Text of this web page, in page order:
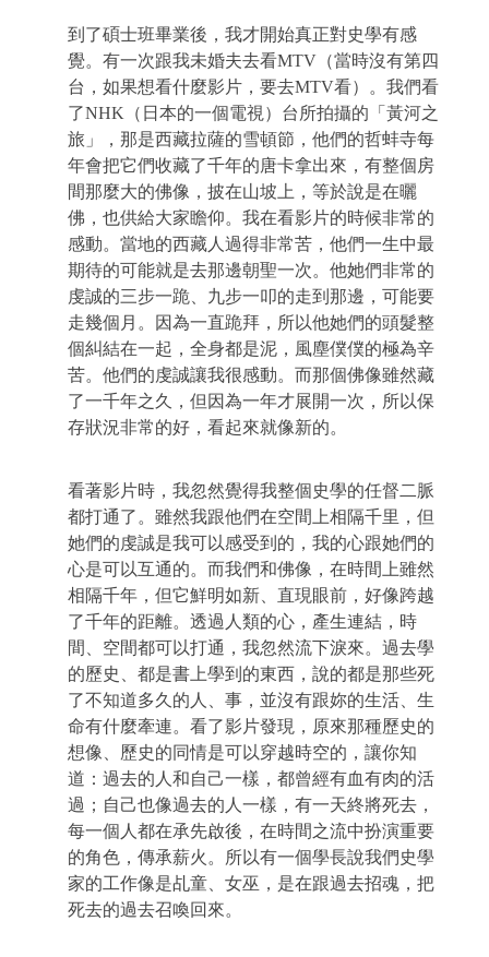
到了碩士班畢業後，我才開始真正對史學有感
覺。有一次跟我未婚夫去看MTV （當時沒有第四
台，如果想看什麼影片，要去MTV看）。我們看
了NHK （日本的一個電視）台所拍攝的「黃河之
旅」，那是西藏拉薩的雪頓節，他們的哲蚌寺每
年會把它們收藏了千年的唐卡拿出來，有整個房
間那麼大的佛像，披在山坡上，等於說是在曬
佛，也供給大家瞻仰。我在看影片的時候非常的
感動。當地的西藏人過得非常苦，他們一生中最
期待的可能就是去那邊朝聖一次。他她們非常的
虔誠的三步一跪、九步一叩的走到那邊，可能要
走幾個月。因為一直跪拜，所以他她們的頭髮整
個糾結在一起，全身都是泥，風塵僕僕的極為辛
苦。他們的虔誠讓我很感動。而那個佛像雖然藏
了一千年之久，但因為一年才展開一次，所以保
存狀況非常的好，看起來就像新的。
看著影片時，我忽然覺得我整個史學的任督二脈
都打通了。雖然我跟他們在空間上相隔千里，但
她們的虔誠是我可以感受到的，我的心跟她們的
心是可以互通的。而我們和佛像，在時間上雖然
相隔千年，但它鮮明如新、直現眼前，好像跨越
了千年的距離。透過人類的心，產生連結，時
間、空間都可以打通，我忽然流下淚來。過去學
的歷史、都是書上學到的東西，說的都是那些死
了不知道多久的人、事，並沒有跟妳的生活、生
命有什麼牽連。看了影片發現，原來那種歷史的
想像、歷史的同情是可以穿越時空的，讓你知
道：過去的人和自己一樣，都曾經有血有肉的活
過；自己也像過去的人一樣，有一天終將死去，
每一個人都在承先啟後，在時間之流中扮演重要
的角色，傳承薪火。所以有一個學長說我們史學
家的工作像是乩童、女巫，是在跟過去招魂，把
死去的過去召喚回來。